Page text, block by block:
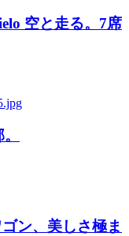
空と走る。7席
ン、美しさ極ま